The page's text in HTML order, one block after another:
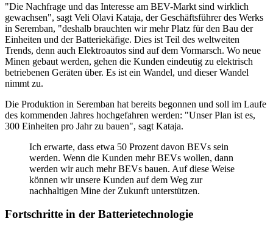
"Die Nachfrage und das Interesse am BEV-Markt sind wirklich
gewachsen", sagt Veli Olavi Kataja, der Geschäftsführer des Werks
in Seremban, "deshalb brauchten wir mehr Platz für den Bau der
Einheiten und der Batteriekäfige. Dies ist Teil des weltweiten
Trends, denn auch Elektroautos sind auf dem Vormarsch. Wo neue
Minen gebaut werden, gehen die Kunden eindeutig zu elektrisch
betriebenen Geräten über. Es ist ein Wandel, und dieser Wandel
nimmt zu.
Die Produktion in Seremban hat bereits begonnen und soll im Laufe
des kommenden Jahres hochgefahren werden: "Unser Plan ist es,
300 Einheiten pro Jahr zu bauen", sagt Kataja.
Ich erwarte, dass etwa 50 Prozent davon BEVs sein
werden. Wenn die Kunden mehr BEVs wollen, dann
werden wir auch mehr BEVs bauen. Auf diese Weise
können wir unsere Kunden auf dem Weg zur
nachhaltigen Mine der Zukunft unterstützen.
Fortschritte in der Batterietechnologie